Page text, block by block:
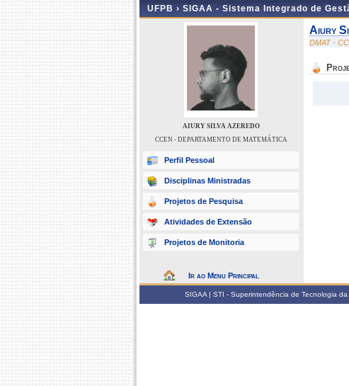
UFPB › SIGAA - Sistema Integrado de
AIURY SILVA AZEREDO
CCEN - DEPARTAMENTO DE MATEMÁTICA
Perfil Pessoal
Disciplinas Ministradas
Projetos de Pesquisa
Atividades de Extensão
Projetos de Monitoria
Ir ao Menu Principal
Aiury
DMAT -
SIGAA | STI - Superintendência de Tecnologia